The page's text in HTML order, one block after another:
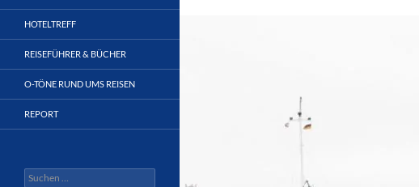
HOTELTREFF
REISEFÜHRER & BÜCHER
O-TÖNE RUND UMS REISEN
REPORT
Suchen